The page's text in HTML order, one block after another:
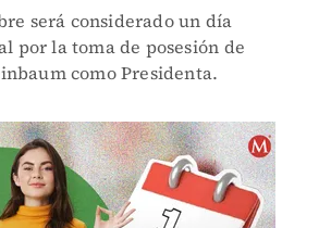
será considerado un día
por la toma de posesión de
como Presidenta.